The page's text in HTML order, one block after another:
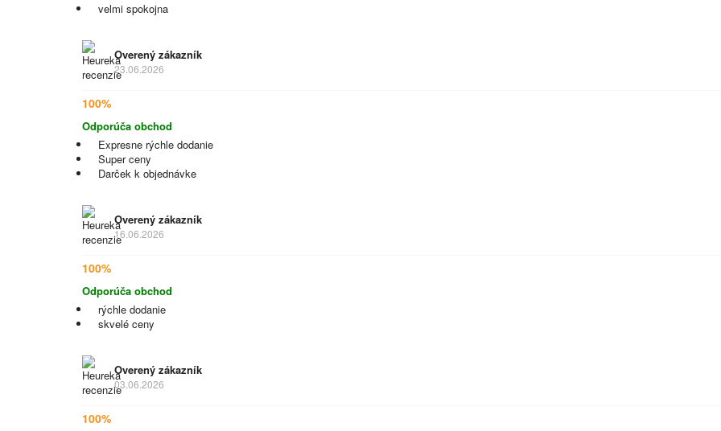
velmi spokojna
Overený zákazník
23.06.2026
100%
Odporúča obchod
Expresne rýchle dodanie
Super ceny
Darček k objednávke
Overený zákazník
16.06.2026
100%
Odporúča obchod
rýchle dodanie
skvelé ceny
Overený zákazník
03.06.2026
100%